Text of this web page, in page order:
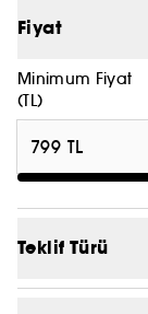
Fiyat
Minimum Fiyat
(TL)
Teklif Türü